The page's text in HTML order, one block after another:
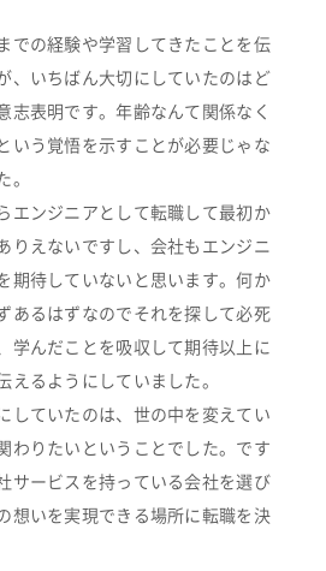
での経験や学習してきたことを伝
、いちばん大切にしていたのはど
志表明です。年齢なんて関係なく
いう覚悟を示すことが必要じゃな
エンジニアとして転職して最初か
りえないですし、会社もエンジニ
期待していないと思います。何か
あるはずなのでそれを探して必死
学んだことを吸収して期待以上に
えるようにしていました。
していたのは、世の中を変えてい
わりたいということでした。です
サービスを持っている会社を選び
想いを実現できる場所に転職を決